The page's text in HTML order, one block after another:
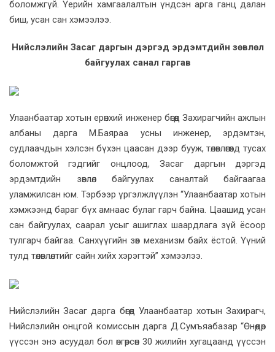
боломжгүй. Үерийн хамгаалалтын үндсэн арга ганц далан
биш, усан сан хэмээлээ.
Нийслэлийн Засаг даргын дэргэд эрдэмтдийн зөвлөл
байгуулах санал гаргав
Улаанбаатар хотын ерөнхий инженер бөгөөд Захирагчийн ажлын
албаны дарга М.Баяраа усны инженер, эрдэмтэн,
судлаачдын хэлсэн бүхэн цаасан дээр бууж, төлөвлөгөөнд тусах
боломжтой гэдгийг онцлоод, Засаг даргын дэргэд
эрдэмтдийн зөвлөл байгуулах саналтай байгаагаа
уламжилсан юм. Тэрбээр үргэлжлүүлэн “Улаанбаатар хотын
хэмжээнд бараг бүх амнаас булаг гарч байна. Цаашид усан
сан байгуулах, саарал усыг ашиглах шаардлага зүй ёсоор
тулгарч байгаа. Санхүүгийн зөв механизм байх ёстой. Үүний
тулд төлөвлөлтийг сайн хийх хэрэгтэй” хэмээлээ.
Нийслэлийн Засаг дарга бөгөөд Улаанбаатар хотын Захирагч,
Нийслэлийн онцгой комиссын дарга Д.Сумъяабазар “Өнөөдөр
үүссэн энэ асуудал бол өнгөрсөн 30 жилийн хугацаанд үүссэн